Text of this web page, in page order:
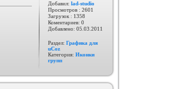
Добавил: lad-studio
Просмотров : 2601
Загрузок : 1358
Коментариев: 0
Добавлено: 05.03.2011
Раздел: Графика для
uCoz
Категория: Иконки
групп